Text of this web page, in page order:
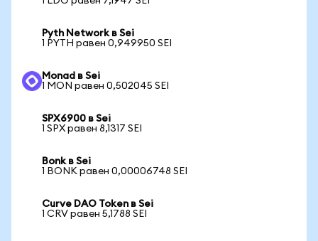
Pyth Network в Sei
1 PYTH равен 0,949950 SEI
Monad в Sei
1 MON равен 0,502045 SEI
SPX6900 в Sei
1 SPX равен 8,1317 SEI
Bonk в Sei
1 BONK равен 0,00006748 SEI
Curve DAO Token в Sei
1 CRV равен 5,1788 SEI